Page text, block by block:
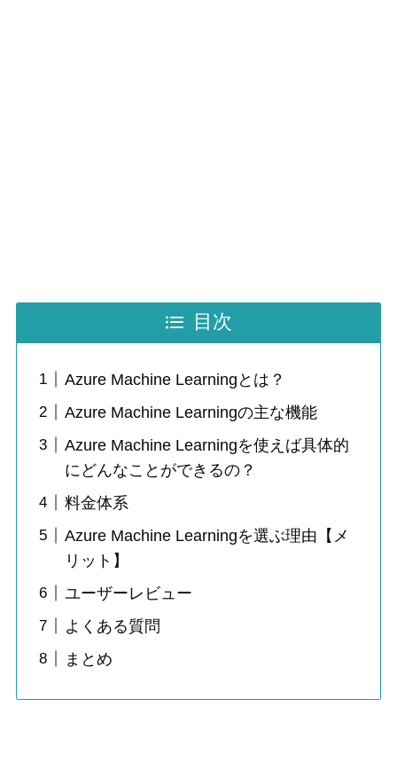
目次
Azure Machine Learningとは？
Azure Machine Learningの主な機能
Azure Machine Learningを使えば具体的
にどんなことができるの？
料金体系
Azure Machine Learningを選ぶ理由【メ
リット】
ユーザーレビュー
よくある質問
まとめ